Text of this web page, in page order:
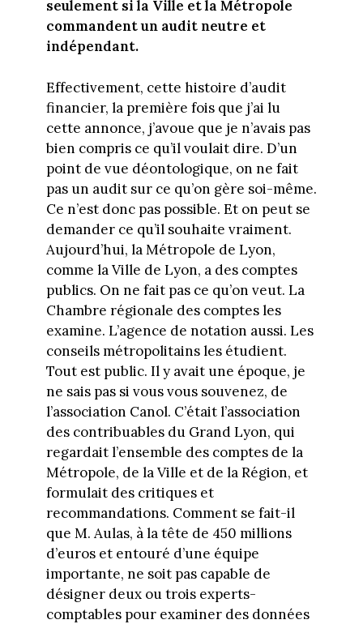
seulement si la Ville et la Métropole
commandent un audit neutre et
indépendant.
Effectivement, cette histoire d’audit
financier, la première fois que j’ai lu
cette annonce, j’avoue que je n’avais pas
bien compris ce qu’il voulait dire. D’un
point de vue déontologique, on ne fait
pas un audit sur ce qu’on gère soi-même.
Ce n’est donc pas possible. Et on peut se
demander ce qu’il souhaite vraiment.
Aujourd’hui, la Métropole de Lyon,
comme la Ville de Lyon, a des comptes
publics. On ne fait pas ce qu’on veut. La
Chambre régionale des comptes les
examine. L’agence de notation aussi. Les
conseils métropolitains les étudient.
Tout est public. Il y avait une époque, je
ne sais pas si vous vous souvenez, de
l’association Canol. C’était l’association
des contribuables du Grand Lyon, qui
regardait l’ensemble des comptes de la
Métropole, de la Ville et de la Région, et
formulait des critiques et
recommandations. Comment se fait-il
que M. Aulas, à la tête de 450 millions
d’euros et entouré d’une équipe
importante, ne soit pas capable de
désigner deux ou trois experts-
comptables pour examiner des données